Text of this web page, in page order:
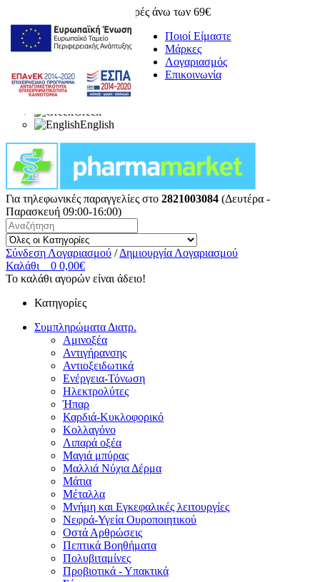
Δωρεάν μεταφορικά για αγορές άνω των 69€
Ποιοί Είμαστε
Μάρκες
Λογαριασμός
Επικοινωνία
Greek
English
Για τηλεφωνικές παραγγελίες στο 2821003084 (Δευτέρα -
Παρασκευή 09:00-16:00)
Σύνδεση Λογαριασμού / Δημιουργία Λογαριασμού
Καλάθι
0 0,00€
Το καλάθι αγορών είναι άδειο!
Κατηγορίες
Συμπληρώματα Διατρ.
Αμινοξέα
Αντιγήρανσης
Αντιοξειδωτικά
Ενέργεια-Τόνωση
Ηλεκτρολύτες
Ήπαρ
Καρδιά-Κυκλοφορικό
Κολλαγόνο
Λιπαρά οξέα
Μαγιά μπύρας
Μαλλιά Νύχια Δέρμα
Μάτια
Μέταλλα
Μνήμη και Εγκεφαλικές λειτουργίες
Νεφρά-Υγεία Ουροποιητικού
Οστά Αρθρώσεις
Πεπτικά Βοηθήματα
Πολυβιταμίνες
Προβιοτικά - Υπακτικά